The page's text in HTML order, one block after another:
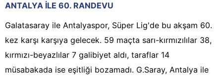
ANTALYA İLE 60. RANDEVU
Galatasaray ile Antalyaspor, Süper Lig'de bu akşam 60.
kez karşı karşıya gelecek. 59 maçta sarı-kırmızılılar 38,
kırmızı-beyazlılar 7 galibiyet aldı, taraflar 14
müsabakada ise eşitliği bozamadı. G.Saray, Antalya ile